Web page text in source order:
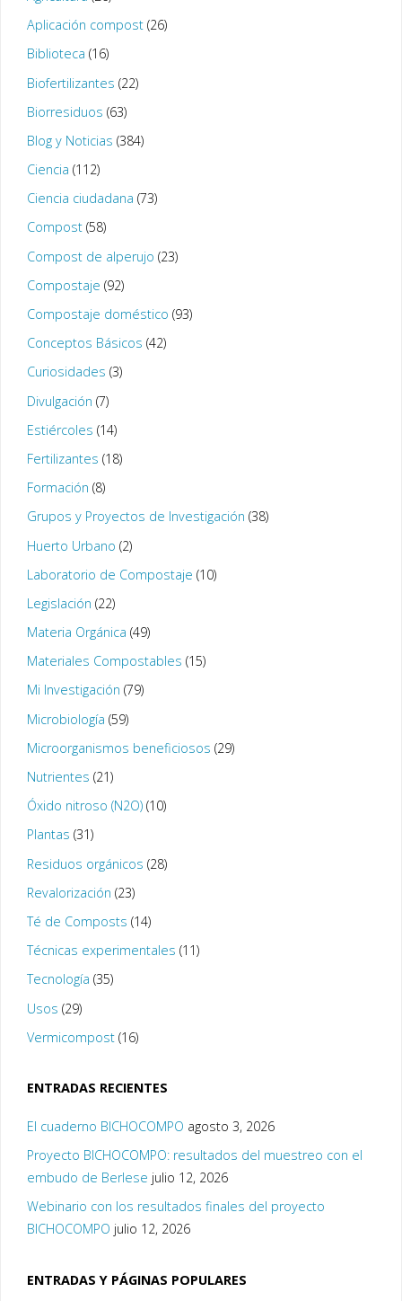
Aplicación compost(26)
Biblioteca (16)
Biofertilizantes (22)
Biorresiduos (63)
Blog y Noticias (384)
Ciencia (112)
Ciencia ciudadana (73)
Compost(58)
Compost de alperujo (23)
Compostaje (92)
Compostaje doméstico (93)
Conceptos Básicos (42)
Curiosidades (3)
Divulgación (7)
Estiércoles (14)
Fertilizantes (18)
Formación (8)
Grupos y Proyectos de Investigación (38)
Huerto Urbano (2)
Laboratorio de Compostaje (10)
Legislación (22)
Materia Orgánica (49)
Materiales Compostables (15)
Mi Investigación (79)
Microbiología (59)
Microorganismos beneficiosos (29)
Nutrientes (21)
Óxido nitroso (N2O)(10)
Plantas (31)
Residuos orgánicos (28)
Revalorización (23)
Té de Composts (14)
Técnicas experimentales (11)
Tecnología (35)
Usos (29)
Vermicompost(16)
ENTRADAS RECIENTES
El cuaderno BICHOCOMPO agosto 3, 2026
Proyecto BICHOCOMPO: resultados del muestreo con el
embudo de Berlese julio 12, 2026
Webinario con los resultados finales del proyecto
BICHOCOMPO julio 12, 2026
ENTRADAS Y PÁGINAS POPULARES